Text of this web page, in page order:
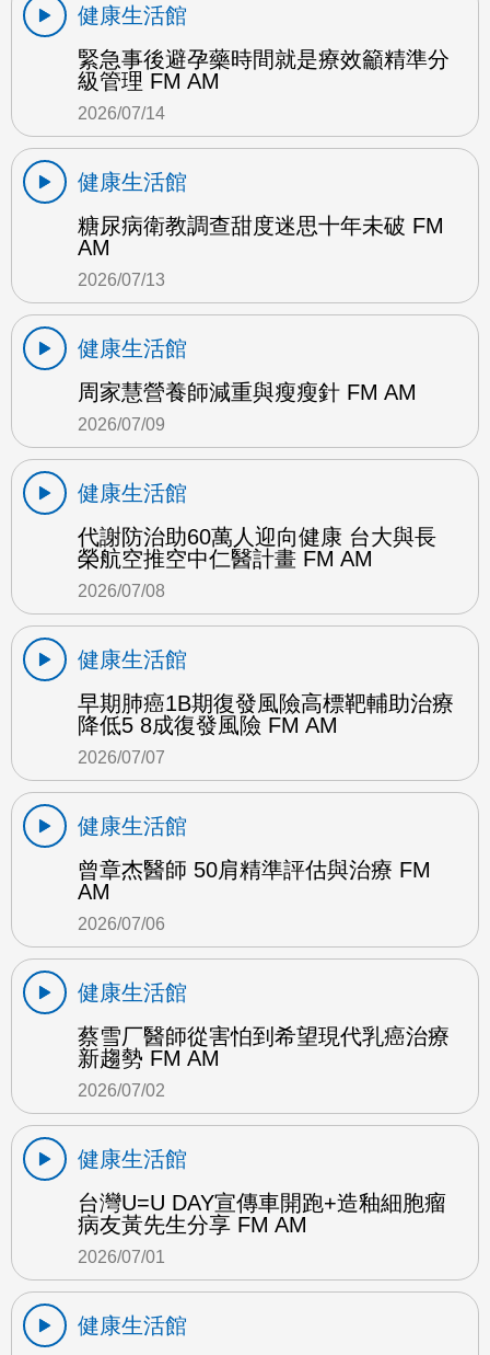
健康生活館
緊急事後避孕藥時間就是療效籲精準分
級管理 FM AM
2026/07/14
健康生活館
糖尿病衛教調查甜度迷思十年未破 FM
AM
2026/07/13
健康生活館
周家慧營養師減重與瘦瘦針 FM AM
2026/07/09
健康生活館
代謝防治助60萬人迎向健康 台大與長
榮航空推空中仁醫計畫 FM AM
2026/07/08
健康生活館
早期肺癌1B期復發風險高標靶輔助治療
降低5 8成復發風險 FM AM
2026/07/07
健康生活館
曾章杰醫師 50肩精準評估與治療 FM
AM
2026/07/06
健康生活館
蔡雪厂醫師從害怕到希望現代乳癌治療
新趨勢 FM AM
2026/07/02
健康生活館
台灣U=U DAY宣傳車開跑+造釉細胞瘤
病友黃先生分享 FM AM
2026/07/01
健康生活館